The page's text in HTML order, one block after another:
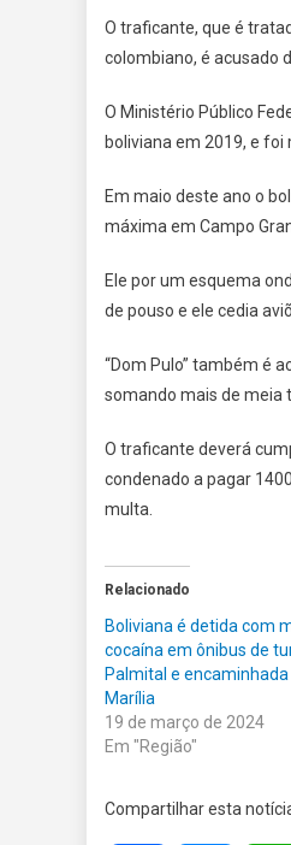
O traficante, que é
colombiano, é acusado
O Ministério Público
boliviana em 2019, e
Em maio deste ano o
máxima em Campo
Ele por um esquema
de pouso e ele cedia
“Dom Pulo” também é
somando mais de meia
O traficante deverá
condenado a pagar
multa.
Relacionado
Boliviana é detida com
cocaína em ônibus de
Palmital e encaminhada
Marília
19 de março de 2024
Em "Região"
Compartilhar esta